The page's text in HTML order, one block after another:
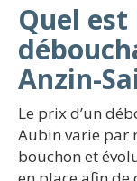
Quel
Anzin-
Le prix d’un
Aubin varie par
bouchon et